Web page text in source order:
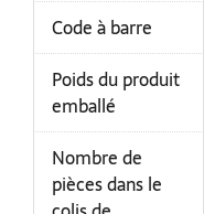
Code à barre
Poids du produit
emballé
Nombre de
pièces dans le